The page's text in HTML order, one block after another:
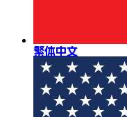
繁体中文